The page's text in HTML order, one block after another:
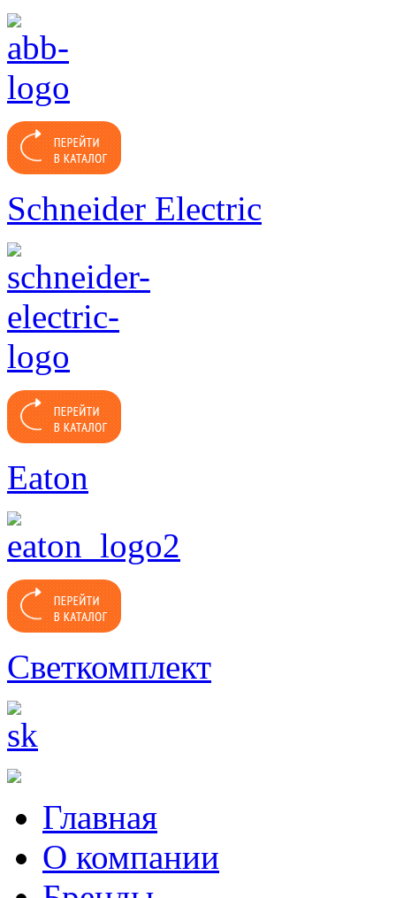
Schneider Electric
Eaton
Светкомплект
Главная
О компании